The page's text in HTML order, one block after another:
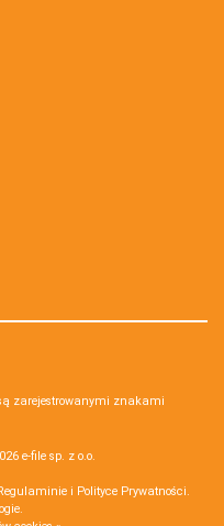
zarejestrowanymi znakami
e-file sp. z o.o.
Regulaminie i Polityce Prywatności.
.